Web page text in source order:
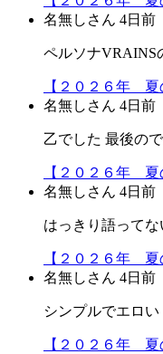
名無しさん 4日前
ペルソナ
【２０２６年
名無しさん 4日前
乙でした 最後の
【２０２６年
名無しさん 4日前
はっきり語って
【２０２６年
名無しさん 4日前
シンプルでエロ
【２０２６年